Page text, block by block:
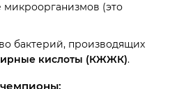
(это
бактерий, производящих
кислоты (КЖЖК).